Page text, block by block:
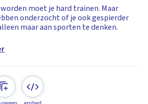
moet je hard trainen. Maar
onderzocht of je ook gespierder
maar aan sporten te denken.